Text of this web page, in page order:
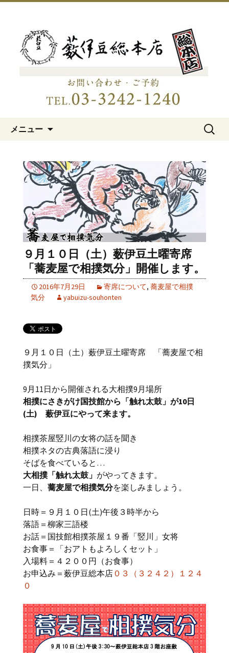
日本橋の老舗蕎麦屋「藪伊豆総
本店」
メニュー
検
９月１０日（土）薮伊豆土曜寄席
「蕎麦屋で相撲気分」開催します。
2016年7月29日 寄席について, 蕎麦屋で相撲
気分
yabuizu-souhonten
９月１０日（土）薮伊豆土曜寄席 「蕎麦屋で相
撲気分」
9月11日から開催される大相撲9月場所
相撲にさきがけ国技館から「触れ太鼓」が10日
(土) 薮伊豆にやって来ます。
相撲茶屋竪川の女将の話を聞き
相撲ネタの古典落語に浸り
そばを食べていると…
大相撲「触れ太鼓」 がやってきます。
一日、 蕎麦屋で相撲気分を楽しみましょう。
日時＝９月１０日(土)午後３時半から
落語＝柳家三語楼
お話＝国技館相撲茶屋１９番「竪川」女将
お食事＝「おアトもよろしくセット」
入場料＝４２００円（お食事）
お申込み＝薮伊豆総本店０３（３２４２）１２４
０